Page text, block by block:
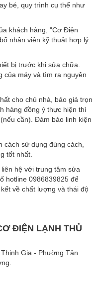
bé, quy trình cụ thể như
khách hàng, "Cơ Điện
nhân viên kỹ thuật hợp lý
bị trước khi sửa chữa.
của máy và tìm ra nguyên
cho chủ nhà, báo giá trọn
hàng đồng ý thực hiện thì
cần). Đảm bảo linh kiện
sử dụng đúng cách,
tốt nhất.
hệ với trung tâm sửa
hotline 0986839825 để
về chất lượng và thái độ
ĐIỆN LẠNH THỦ
Gia - Phường Tân